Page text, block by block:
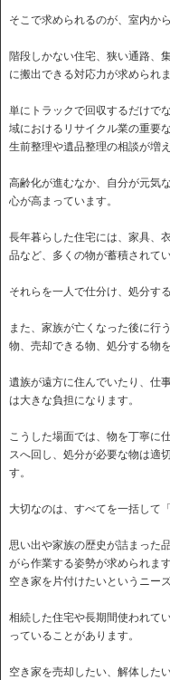
そこで求められるのが、室内か
階段しかない住宅、狭い通路、
に搬出できる対応力が求められま
単にトラックで回収するだけで
域におけるリサイクル業の重要
生前整理や遺品整理の相談が増
高齢化が進むなか、自分が元気
心が高まっています。
長年暮らした住宅には、家具、
品など、多くの物が蓄積されてい
それらを一人で仕分け、処分す
また、家族が亡くなった後に行
物、売却できる物、処分する物
遺族が遠方に住んでいたり、仕
は大きな負担になります。
こうした場面では、物を丁寧に
スへ回し、処分が必要な物は適
す。
大切なのは、すべてを一括して
思い出や家族の歴史が詰まった
がら作業する姿勢が求められます
空き家を片付けたいというニー
相続した住宅や長期間使われて
っていることがあります。
空き家を売却したい、解体した